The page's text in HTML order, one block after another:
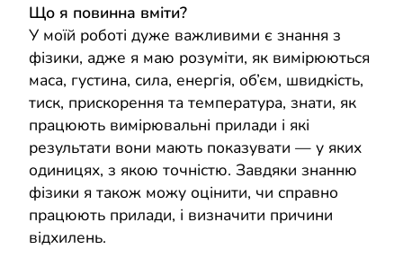
Що я повинна вміти?
У моїй роботі дуже важливими є знання з
фізики, адже я маю розуміти, як вимірюються
маса, густина, сила, енергія, об’єм, швидкість,
тиск, прискорення та температура, знати, як
працюють вимірювальні прилади і які
результати вони мають показувати — у яких
одиницях, з якою точністю. Завдяки знанню
фізики я також можу оцінити, чи справно
працюють прилади, і визначити причини
відхилень.